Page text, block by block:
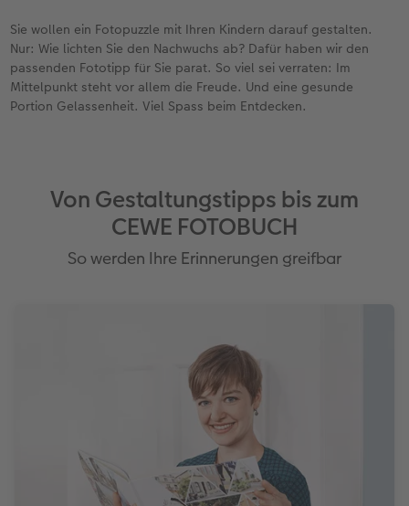
Sie wollen ein Fotopuzzle mit Ihren Kindern darauf gestalten.
Nur: Wie lichten Sie den Nachwuchs ab? Dafür haben wir den
passenden Fototipp für Sie parat. So viel sei verraten: Im
Mittelpunkt steht vor allem die Freude. Und eine gesunde
Portion Gelassenheit. Viel Spass beim Entdecken.
Von Gestaltungstipps bis zum
CEWE FOTOBUCH
So werden Ihre Erinnerungen greifbar